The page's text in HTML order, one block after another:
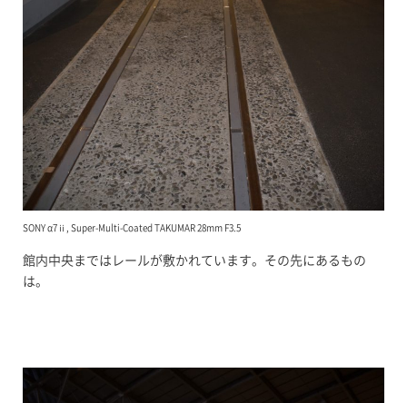
SONY α7ⅱ, Super-Multi-Coated TAKUMAR 28mm F3.5
館内中央まではレールが敷かれています。その先にあるもの
は。